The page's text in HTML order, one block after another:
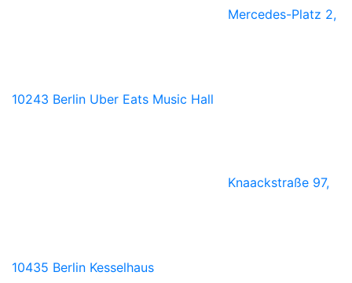
Mercedes-Platz 2,
10243 Berlin Uber Eats Music Hall
Knaackstraße 97,
10435 Berlin Kesselhaus